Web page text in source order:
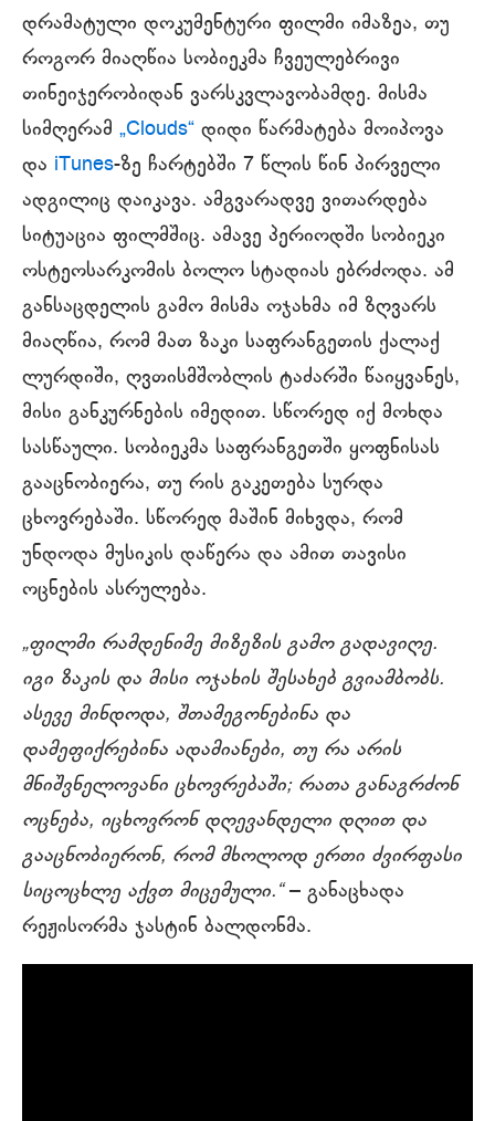
დრამატული დოკუმენტური ფილმი იმაზეა, თუ
როგორ მიაღწია სობიეკმა ჩვეულებრივი
თინეიჯერობიდან ვარსკვლავობამდე. მისმა
სიმღერამ „Clouds“ დიდი წარმატება მოიპოვა
და iTunes-ზე ჩარტებში 7 წლის წინ პირველი
ადგილიც დაიკავა. ამგვარადვე ვითარდება
სიტუაცია ფილმშიც. ამავე პერიოდში სობიეკი
ოსტეოსარკომის ბოლო სტადიას ებრძოდა. ამ
განსაცდელის გამო მისმა ოჯახმა იმ ზღვარს
მიაღწია, რომ მათ ზაკი საფრანგეთის ქალაქ
ლურდიში, ღვთისმშობლის ტაძარში წაიყვანეს,
მისი განკურნების იმედით. სწორედ იქ მოხდა
სასწაული. სობიეკმა საფრანგეთში ყოფნისას
გააცნობიერა, თუ რის გაკეთება სურდა
ცხოვრებაში. სწორედ მაშინ მიხვდა, რომ
უნდოდა მუსიკის დაწერა და ამით თავისი
ოცნების ასრულება.
„ფილმი რამდენიმე მიზეზის გამო გადავიღე.
იგი ზაკის და მისი ოჯახის შესახებ გვიამბობს.
ასევე მინდოდა, შთამეგონებინა და
დამეფიქრებინა ადამიანები, თუ რა არის
მნიშვნელოვანი ცხოვრებაში; რათა განაგრძონ
ოცნება, იცხოვრონ დღევანდელი დღით და
გააცნობიერონ, რომ მხოლოდ ერთი ძვირფასი
სიცოცხლე აქვთ მიცემული.“– განაცხადა
რეჟისორმა ჯასტინ ბალდონმა.